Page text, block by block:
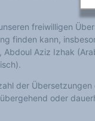
en Afrique)
freiwilligen
finden kann,
Aziz Izhak
der
oder